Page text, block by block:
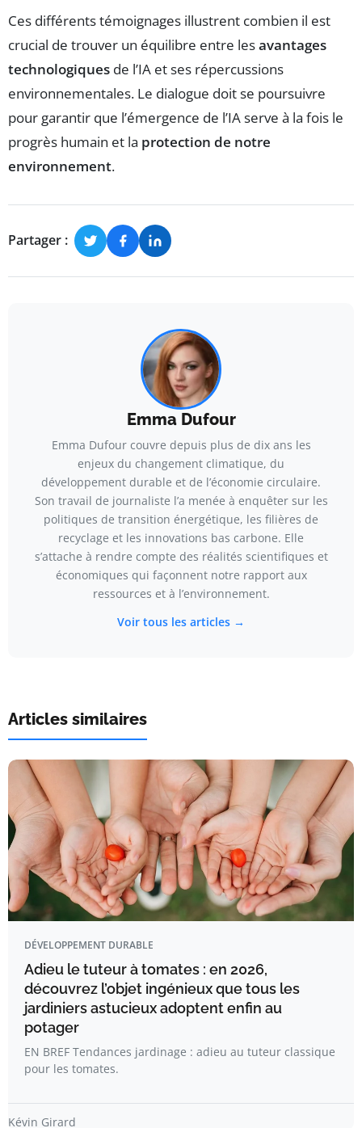
Ces différents témoignages illustrent combien il est
crucial de trouver un équilibre entre lesavantages
technologiques de l’IA et ses répercussions
environnementales. Le dialogue doit se poursuivre
pour garantir que l’émergence de l’IA serve à la fois le
progrès humain et la protection de notre
environnement.
Partager :
Emma Dufour
Emma Dufour couvre depuis plus de dix ans les
enjeux du changement climatique, du
développement durable et de l’économie circulaire.
Son travail de journaliste l’a menée à enquêter sur les
politiques de transition énergétique, les filières de
recyclage et les innovations bas carbone. Elle
s’attache à rendre compte des réalités scientifiques et
économiques qui façonnent notre rapport aux
ressources et à l’environnement.
Voir tous les articles →
Articles similaires
DÉVELOPPEMENT DURABLE
Adieu le tuteur à tomates : en 2026,
découvrez l’objet ingénieux que tous les
jardiniers astucieux adoptent enfin au
potager
EN BREF Tendances jardinage : adieu au tuteur classique
pour les tomates.
Kévin Girard